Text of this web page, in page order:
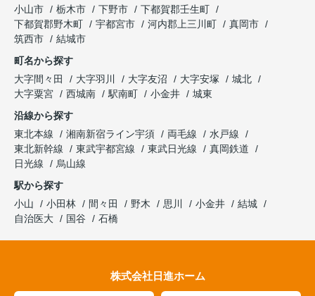
小山市
栃木市 下野市
下都賀郡壬生町
下都賀郡野木町
宇都宮市 河内郡上三川町
真岡市
筑西市
結城市
町名から探す
大字間々田
大字羽川 大字友沼 大字安塚
城北
大字粟宮
西城南 駅南町 小金井
城東
沿線から探す
東北本線
湘南新宿ライン宇須 両毛線
水戸線
東北新幹線
東武宇都宮線 東武日光線
真岡鉄道
日光線
烏山線
駅から探す
小山
小田林 間々田 野木 思川 小金井
結城
自治医大
国谷 石橋
株式会社日進ホーム